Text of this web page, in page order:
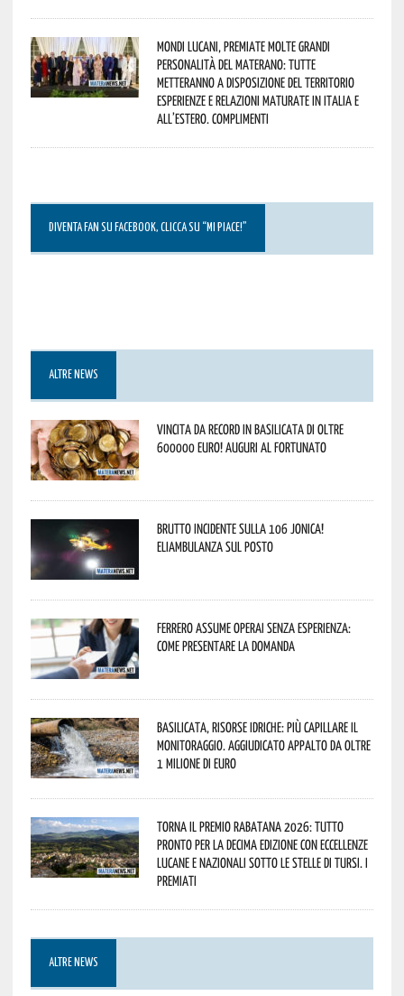
Mondi lucani, premiate molte grandi
personalità del materano: tutte
metteranno a disposizione del territorio
esperienze e relazioni maturate in Italia e
all’estero. Complimenti
DIVENTA FAN SU FACEBOOK, CLICCA SU “MI PIACE!”
ALTRE NEWS
Vincita da record in Basilicata di oltre
600000 euro! Auguri al fortunato
Brutto incidente sulla 106 Jonica!
Eliambulanza sul posto
Ferrero assume operai senza esperienza:
come presentare la domanda
Basilicata, Risorse idriche: più capillare il
monitoraggio. Aggiudicato appalto da oltre
1 milione di euro
Torna il Premio Rabatana 2026: tutto
pronto per la decima edizione con eccellenze
lucane e nazionali sotto le stelle di Tursi. I
premiati
ALTRE NEWS